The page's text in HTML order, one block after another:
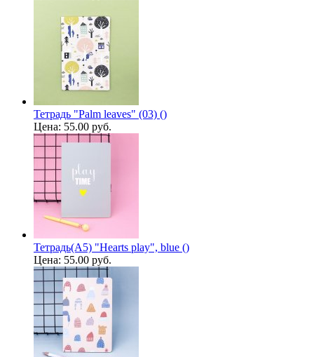
Тетрадь "Palm leaves" (03) ()
Цена: 55.00 руб.
Тетрадь(A5) "Hearts play", blue ()
Цена: 55.00 руб.